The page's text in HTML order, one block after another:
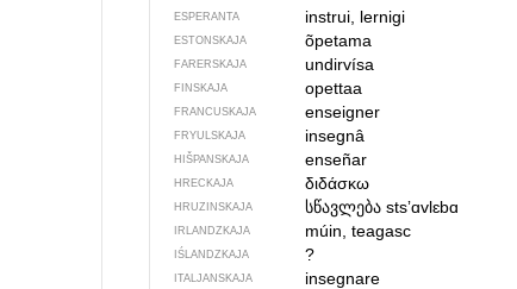
ESPERANTA instrui, lernigi
ESTONSKAJA õpetama
FARERSKAJA undirvísa
FINSKAJA opettaa
FRANCUSKAJA enseigner
FRYULSKAJA insegnâ
HIŠPANSKAJA enseñar
HRECKAJA διδάσκω
HRUZINSKAJA სწავლება stsʼɑvlɛbɑ
IRLANDZKAJA múin, teagasc
IŚLANDZKAJA ?
ITALJANSKAJA insegnare